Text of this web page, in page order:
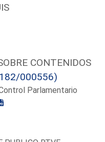
CONTENIDOS
000556)
Parlamentario